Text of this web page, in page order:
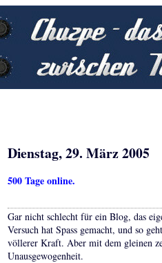
Dienstag, 29. März 2005
500 Tage online.
Gar nicht schlecht für ein Blog, das
Versuch hat Spass gemacht, und so
völlerer Kraft. Aber mit dem gleinen
Unausgewogenheit.